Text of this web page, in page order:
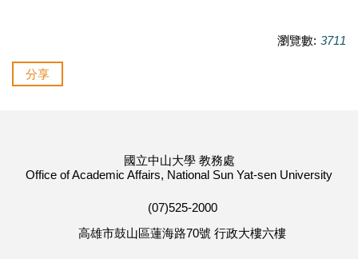
瀏覽數: 3711
分享
國立中山大學 教務處
Office of Academic Affairs, National Sun Yat-sen University
(07)525-2000
高雄市鼓山區蓮海路70號 行政大樓六樓